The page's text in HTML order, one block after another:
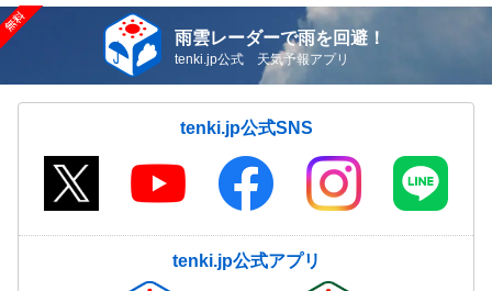
雨雲レーダーで雨を回避！
tenki.jp公式 天気予報アプリ
tenki.jp公式SNS
tenki.jp公式アプリ